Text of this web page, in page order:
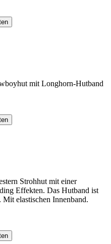
mit Longhorn-Hutband
Strohhut mit einer
Effekten. Das Hutband ist
elastischen Innenband.